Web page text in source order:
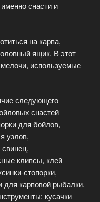
именно снасти и
на карпа,
ящик. В этот
используемые
следующего
снастей
для бойлов,
узлов,
свинец,
клипсы, клей
стопорки,
для карповой рыбалки.
кусачки